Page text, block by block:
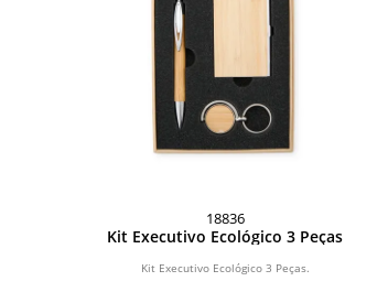
18836
Kit Executivo Ecológico 3 Peças
Kit Executivo Ecológico 3 Peças.